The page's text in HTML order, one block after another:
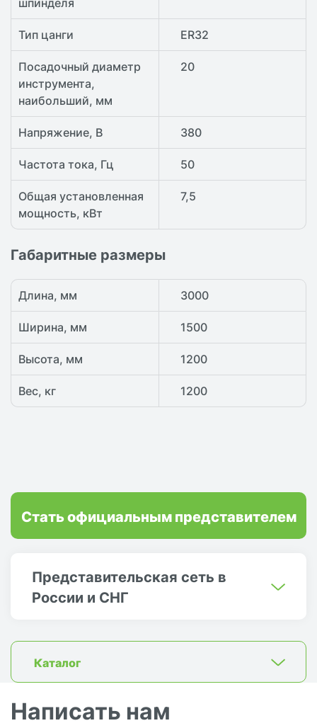
Тип цанги ER32
Посадочный диаметр
инструмента,
наибольший, мм
20
Напряжение, В 380
Частота тока, Гц 50
Общая установленная
мощность, кВт
7,5
Габаритные размеры
Длина, мм 3000
Ширина, мм 1500
Высота, мм 1200
Вес, кг 1200
Представительская сеть в
России и СНГ
Стать официальным представителем
Каталог
Написать нам